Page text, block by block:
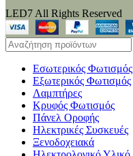
LED7 All Rights Reserved
Εσωτερικός Φωτισμός
Εξωτερικός Φωτισμός
Λαμπτήρες
Κρυφός Φωτισμός
Πάνελ Οροφής
Ηλεκτρικές Συσκευές
Ξενοδοχειακά